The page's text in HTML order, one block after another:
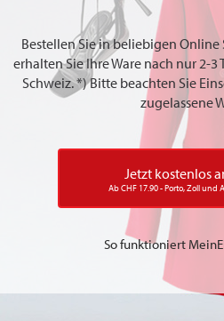
Bestellen Sie in beliebigen
erhalten Sie Ihre Ware nach nur 2-3
Schweiz. *) Bitte beachten Sie
zugelassene
Jetzt kostenlos
Ab CHF 17.90 - Porto, Zoll und
So funktioniert